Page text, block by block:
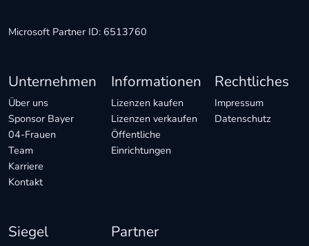
Microsoft Partner ID: 6513760
Unternehmen
Über uns
Sponsor Bayer
04-Frauen
Team
Karriere
Kontakt
Informationen
Lizenzen kaufen
Lizenzen verkaufen
Öffentliche
Einrichtungen
Rechtliches
Impressum
Datenschutz
Siegel Partner